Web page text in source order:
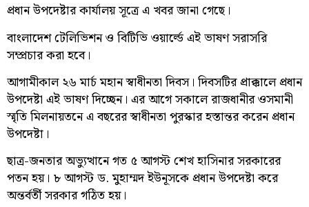
প্রধান উপদেষ্টার কার্যালয় সূত্রে এ খবর জানা গেছে।
বাংলাদেশ টেলিভিশন ও বিটিভি ওয়ার্ল্ডে এই ভাষণ সরাসরি
সম্প্রচার করা হবে।
আগামীকাল ২৬ মার্চ মহান স্বাধীনতা দিবস। দিবসটির প্রাক্কালে প্রধান
উপদেষ্টা এই ভাষণ দিচ্ছেন। এর আগে সকালে রাজধানীর ওসমানী
স্মৃতি মিলনায়তনে এ বছরের স্বাধীনতা পুরস্কার হস্তান্তর করেন প্রধান
উপদেষ্টা।
ছাত্র-জনতার অভ্যুত্থানে গত ৫ আগস্ট শেখ হাসিনার সরকারের
পতন হয়। ৮ আগস্ট ড. মুহাম্মদ ইউনূসকে প্রধান উপদেষ্টা করে
অন্তর্বর্তী সরকার গঠিত হয়।